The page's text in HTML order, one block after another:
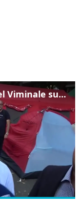
Gualtieri: "Responsabilità del Viminale su Spin Time? La posizione dei partiti è nota"